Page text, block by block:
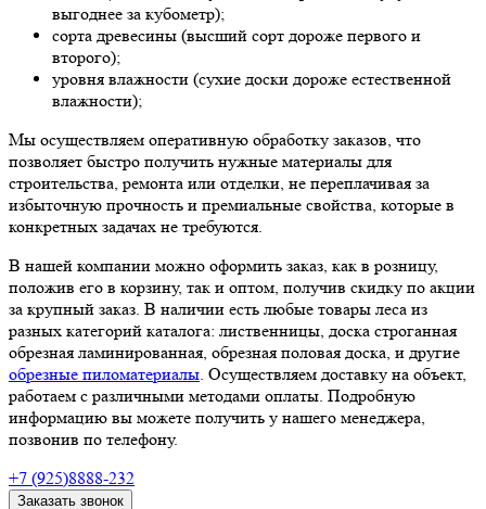
выгоднее за кубометр);
сорта древесины (высший сорт дороже первого и
второго);
уровня влажности (сухие доски дороже естественной
влажности);
Мы осуществляем оперативную обработку заказов, что
позволяет быстро получить нужные материалы для
строительства, ремонта или отделки, не переплачивая за
избыточную прочность и премиальные свойства, которые в
конкретных задачах не требуются.
В нашей компании можно оформить заказ, как в розницу,
положив его в корзину, так и оптом, получив скидку по акции
за крупный заказ. В наличии есть любые товары леса из
разных категорий каталога: лиственницы, доска строганная
обрезная ламинированная, обрезная половая доска, и другие
обрезные пиломатериалы. Осуществляем доставку на объект,
работаем с различными методами оплаты. Подробную
информацию вы можете получить у нашего менеджера,
позвонив по телефону.
+7 (925)8888-232
Заказать звонок